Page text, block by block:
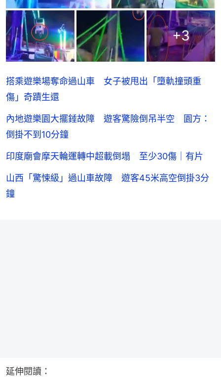
+3
搭乘遊樂場奪命過山車 女子被甩出「墮軌撞頭重
傷」奇蹟生還
內地遊樂園大擺錘故障 遊客驚險倒吊半空 園方：
倒掛不到10分鐘
印度廟會摩天輪運轉中超載倒塌 至少30傷｜有片
山西「驚悚級」過山車故障 遊客45米高空倒掛3分
鐘
延伸閱讀：